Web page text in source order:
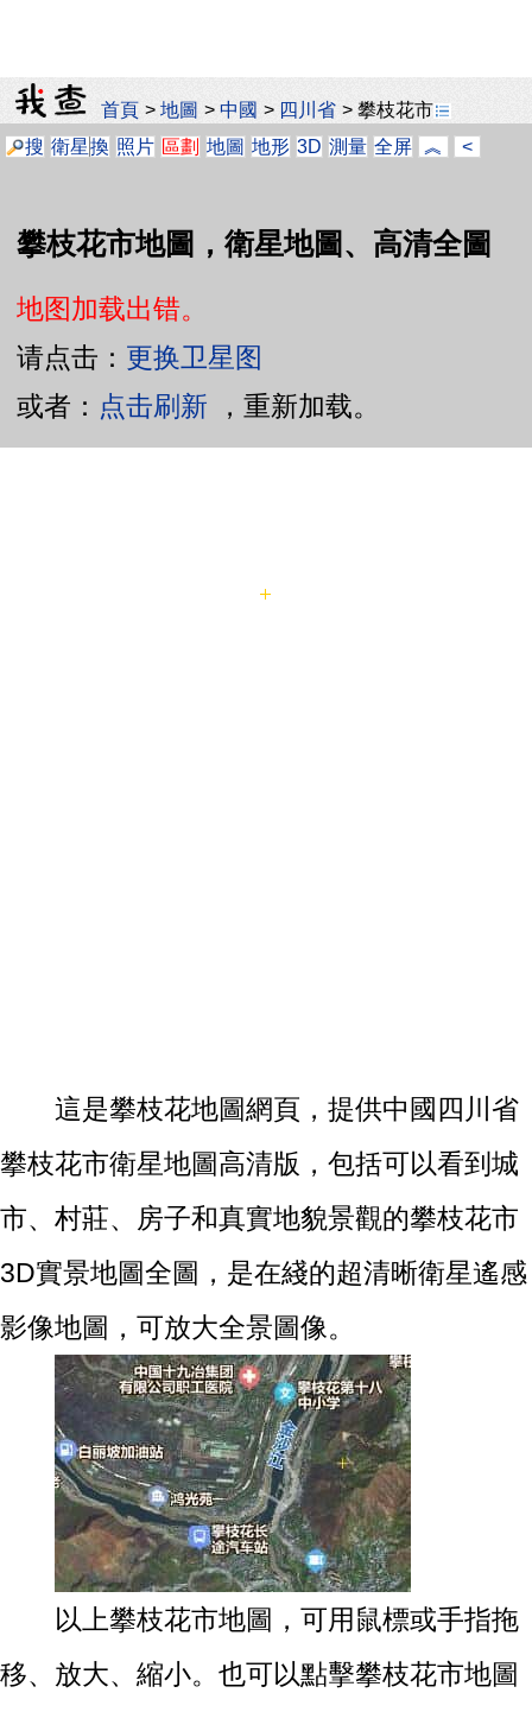
首頁 >地圖 >中國 > 四川省 >攀枝花市
搜 衛星換 照片 區劃 地圖 地形 3D 測量 全屏 ︽ <
攀枝花市地圖，衛星地圖、高清全圖
地图加载出错。
请点击： 更换卫星图
或者： 点击刷新 ，重新加载。
這是攀枝花地圖網頁，提供中國四川省
攀枝花市衛星地圖高清版，包括可以看到城
市、村莊、房子和真實地貌景觀的攀枝花市
3D實景地圖全圖，是在綫的超清晰衛星遙感
影像地圖，可放大全景圖像。
以上攀枝花市地圖，可用鼠標或手指拖
移、放大、縮小。也可以點擊攀枝花市地圖